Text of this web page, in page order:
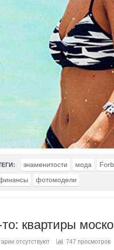
знаменитости мода
фотомодели
квартиры
отсутствуют 747 просмотров